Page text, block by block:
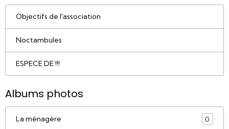
Objectifs de l'association
Noctambules
ESPECE DE !!!
Albums photos
La ménagère 0